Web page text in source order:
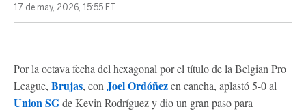
17 de may, 2026, 15:55 ET
Por la octava fecha del hexagonal por el título de la Belgian Pro
League, Brujas, con Joel Ordóñezen cancha, aplastó 5-0 al
Union SGde Kevin Rodríguez y dio un gran paso para